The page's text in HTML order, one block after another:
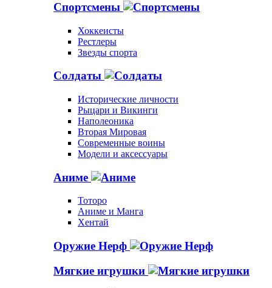
Спортсмены
Хоккеисты
Рестлеры
Звезды спорта
Солдаты
Исторические личности
Рыцари и Викинги
Наполеоника
Вторая Мировая
Современные воины
Модели и аксессуары
Аниме
Тоторо
Аниме и Манга
Хентай
Оружие Нерф
Мягкие игрушки